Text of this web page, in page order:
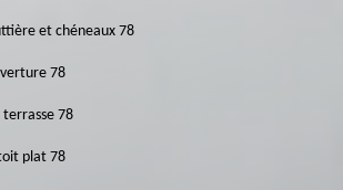
et chéneaux 78
78
78
plat 78